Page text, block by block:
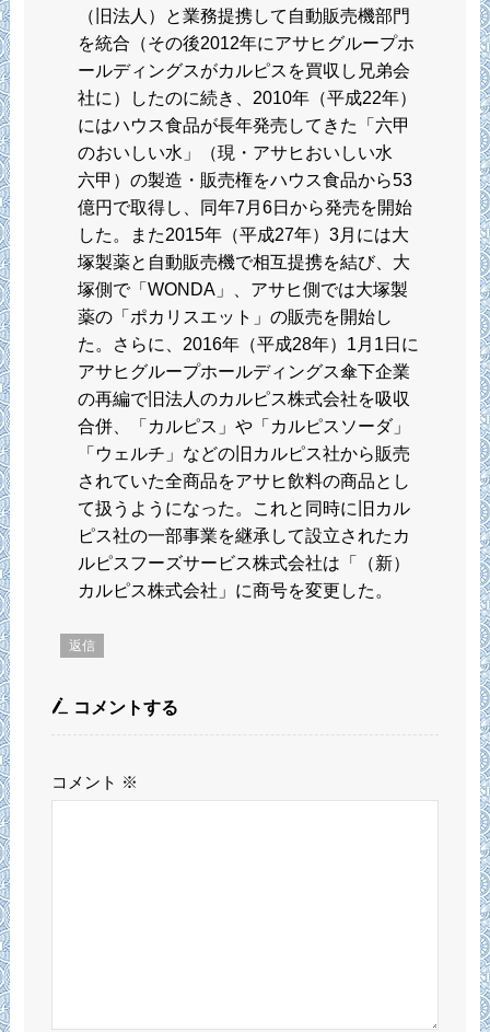
（旧法人）と業務提携して自動販売機部門
を統合（その後2012年にアサヒグループホ
ールディングスがカルピスを買収し兄弟会
社に）したのに続き、2010年（平成22年）
にはハウス食品が長年発売してきた「六甲
のおいしい水」（現・アサヒおいしい水
六甲）の製造・販売権をハウス食品から53
億円で取得し、同年7月6日から発売を開始
した。また2015年（平成27年）3月には大
塚製薬と自動販売機で相互提携を結び、大
塚側で「WONDA」、アサヒ側では大塚製
薬の「ポカリスエット」の販売を開始し
た。さらに、2016年（平成28年）1月1日に
アサヒグループホールディングス傘下企業
の再編で旧法人のカルピス株式会社を吸収
合併、「カルピス」や「カルピスソーダ」
「ウェルチ」などの旧カルピス社から販売
されていた全商品をアサヒ飲料の商品とし
て扱うようになった。これと同時に旧カル
ピス社の一部事業を継承して設立されたカ
ルピスフーズサービス株式会社は「（新）
カルピス株式会社」に商号を変更した。
返信
コメントする
コメント ※